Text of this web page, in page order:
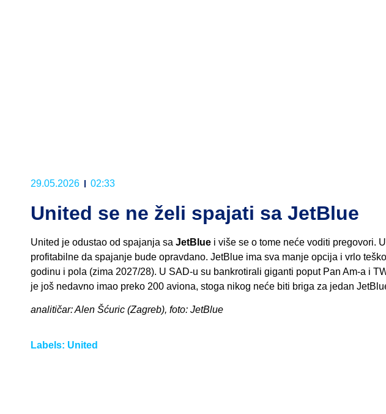
29.05.2026 02:33
United se ne želi spajati sa JetBlue
United je odustao od spajanja sa JetBlue i više se o tome neće voditi pregovori.
profitabilne da spajanje bude opravdano. JetBlue ima sva manje opcija i vrlo
godinu i pola (zima 2027/28). U SAD-u su bankrotirali giganti poput Pan Am-a i
je još nedavno imao preko 200 aviona, stoga nikog neće biti briga za jedan
analitičar: Alen Šćuric (Zagreb), foto: JetBlue
Labels: United